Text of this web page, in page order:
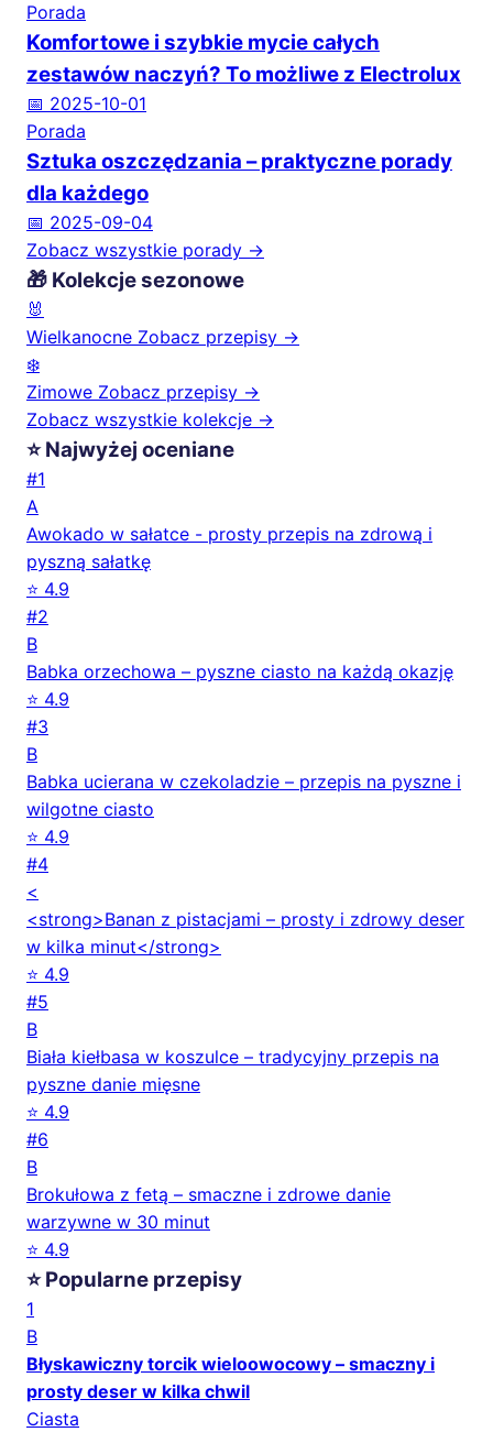
Porada
Komfortowe i szybkie mycie całych
zestawów naczyń? To możliwe z Electrolux
📅 2025-10-01
Porada
Sztuka oszczędzania – praktyczne porady
dla każdego
📅 2025-09-04
Zobacz wszystkie porady →
🎁 Kolekcje sezonowe
🐰
Wielkanocne Zobacz przepisy →
❄️
Zimowe Zobacz przepisy →
Zobacz wszystkie kolekcje →
⭐ Najwyżej oceniane
#1
A
Awokado w sałatce - prosty przepis na zdrową i
pyszną sałatkę
⭐ 4.9
#2
B
Babka orzechowa – pyszne ciasto na każdą okazję
⭐ 4.9
#3
B
Babka ucierana w czekoladzie – przepis na pyszne i
wilgotne ciasto
⭐ 4.9
#4
<
<strong>Banan z pistacjami – prosty i zdrowy deser
w kilka minut</strong>
⭐ 4.9
#5
B
Biała kiełbasa w koszulce – tradycyjny przepis na
pyszne danie mięsne
⭐ 4.9
#6
B
Brokułowa z fetą – smaczne i zdrowe danie
warzywne w 30 minut
⭐ 4.9
⭐ Popularne przepisy
1
B
Błyskawiczny torcik wieloowocowy – smaczny i
prosty deser w kilka chwil
Ciasta